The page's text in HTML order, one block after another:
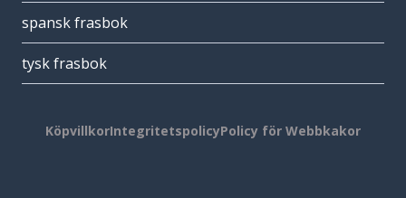
spansk frasbok
tysk frasbok
KöpvillkorIntegritetspolicyPolicy för Webbkakor